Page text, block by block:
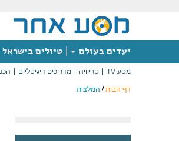
יעדים בעולם טיולים בישראל
מסע TV טריוויה מדריכים דיגיטליים
דף הבית/ המלצות